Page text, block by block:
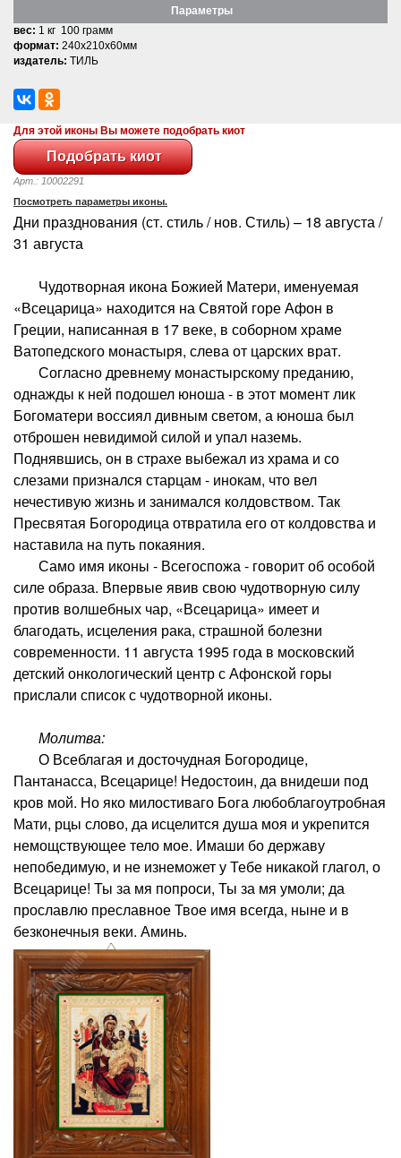
Параметры
вес: 1 кг 100 грамм
формат: 240x210x60мм
издатель: ТИЛЬ
Для этой иконы Вы можете подобрать киот
Арт.: 10002291
Посмотреть параметры иконы.
Дни празднования (ст. стиль / нов. Стиль) – 18 августа /
31 августа
Чудотворная икона Божией Матери, именуемая
«Всецарица» находится на Святой горе Афон в
Греции, написанная в 17 веке, в соборном храме
Ватопедского монастыря, слева от царских врат.
Согласно древнему монастырскому преданию,
однажды к ней подошел юноша - в этот момент лик
Богоматери воссиял дивным светом, а юноша был
отброшен невидимой силой и упал наземь.
Поднявшись, он в страхе выбежал из храма и со
слезами признался старцам - инокам, что вел
нечестивую жизнь и занимался колдовством. Так
Пресвятая Богородица отвратила его от колдовства и
наставила на путь покаяния.
Само имя иконы - Всегоспожа - говорит об особой
силе образа. Впервые явив свою чудотворную силу
против волшебных чар, «Всецарица» имеет и
благодать, исцеления рака, страшной болезни
современности. 11 августа 1995 года в московский
детский онкологический центр с Афонской горы
прислали список с чудотворной иконы.
Молитва:
О Всеблагая и досточудная Богородице,
Пантанасса, Всецарице! Недостоин, да внидеши под
кров мой. Но яко милостиваго Бога любоблагоутробная
Мати, рцы слово, да исцелится душа моя и укрепится
немощствующее тело мое. Имаши бо державу
непобедимую, и не изнеможет у Тебе никакой глагол, о
Всецарице! Ты за мя попроси, Ты за мя умоли; да
прославлю преславное Твое имя всегда, ныне и в
безконечныя веки. Аминь.